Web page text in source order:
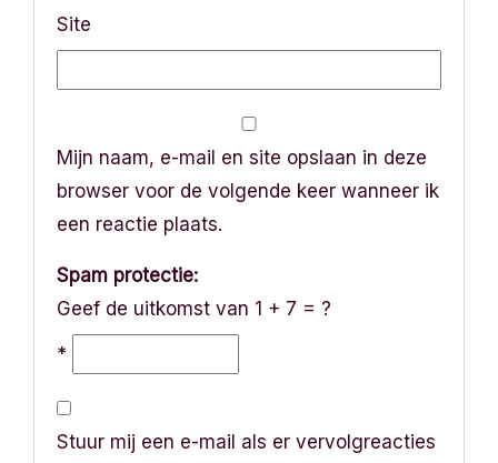
Site
Mijn naam, e-mail en site opslaan in deze
browser voor de volgende keer wanneer ik
een reactie plaats.
Spam protectie:
Geef de uitkomst van 1 + 7 = ?
*
Stuur mij een e-mail als er vervolgreacties